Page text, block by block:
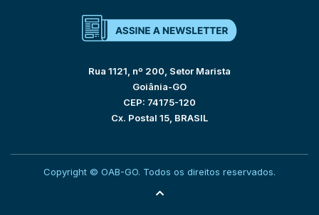
Rua 1121, nº 200, Setor Marista
Goiânia-GO
CEP: 74175-120
Cx. Postal 15, BRASIL
Copyright © OAB-GO. Todos os direitos reservados.